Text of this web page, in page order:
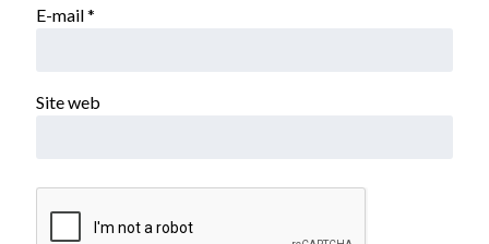
E-mail*
Site web